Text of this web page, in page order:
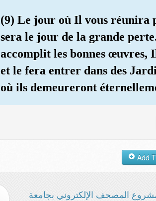
(9) Le jour où Il vous réunira
sera le jour de la grande
accomplit les bonnes œuvres,
et le fera entrer dans des
où ils demeureront
المصحف الإلكتروني بجامعة